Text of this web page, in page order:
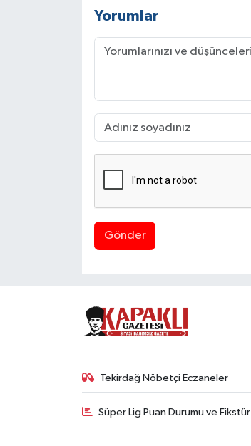
Yorumlar
Gönder
Tekirdağ Nöbetçi Eczaneler
Süper Lig Puan Durumu ve Fikstür